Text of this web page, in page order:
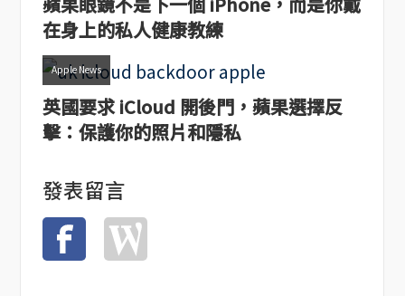
在身上的私人健康教練
Apple News
英國要求 iCloud 開後門，蘋果選擇反
擊：保護你的照片和隱私
發表留言